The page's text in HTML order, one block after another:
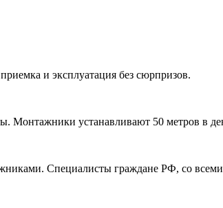
приемка и эксплуатация без сюрпризов.
Монтажники устанавливают 50 метров в
Специалисты граждане РФ, со